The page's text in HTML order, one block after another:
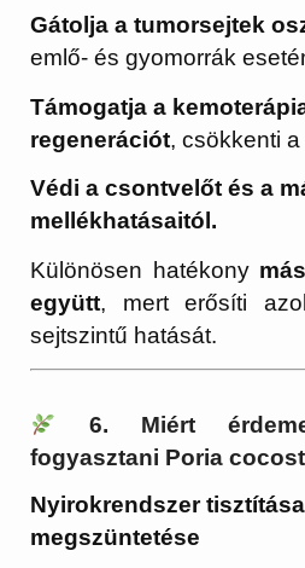
Gátolja a tumorsejtek
emlő- és gyomorrák
Támogatja a
regenerációt, csökkenti
Védi a csontvelőt és a
mellékhatásaitól.
Különösen hatékony
együtt, mert erősíti
sejtszintű hatását.
6. Miért
fogyasztani Poria cocost
Nyirokrendszer
megszüntetése